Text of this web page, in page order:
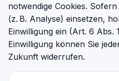
notwendige Cookies.
(z. B. Analyse) einsetzen,
Einwilligung ein (Art. 6 Abs.
Einwilligung können Sie
Zukunft widerrufen.